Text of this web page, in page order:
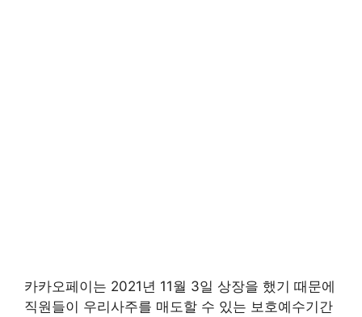
카카오페이는 2021년 11월 3일 상장을 했기 때문에
직원들이 우리사주를 매도할 수 있는 보호예수기간